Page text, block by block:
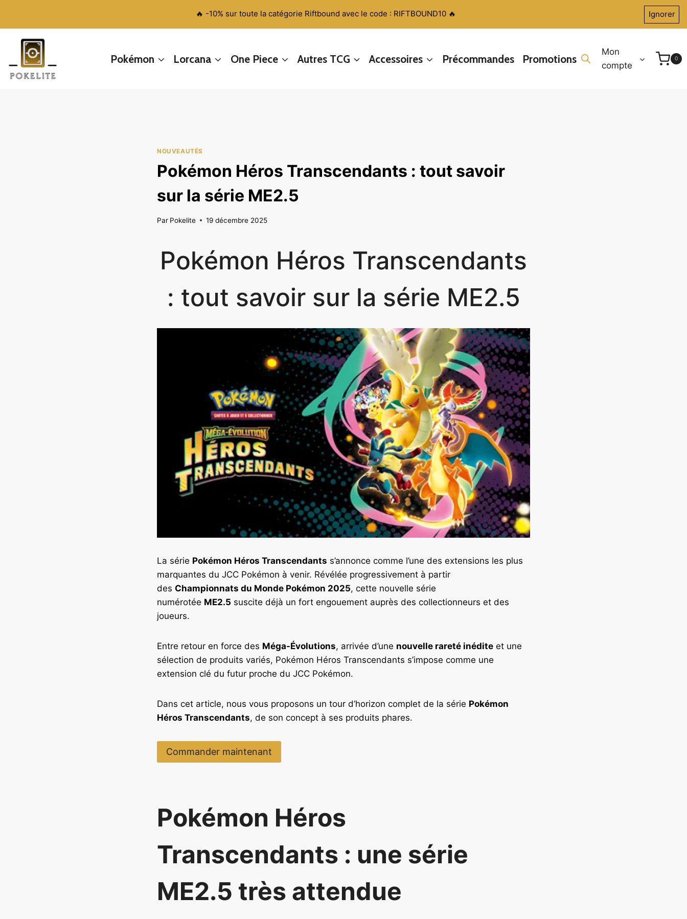
🔥 -10% sur toute la catégorie Riftbound avec le code : RIFTBOUND10 🔥 Ignorer
Pokémon Lorcana One Piece Autres TCG Accessoires Précommandes Promotions
Mon
compte
0
NOUVEAUTÉS
Pokémon Héros Transcendants : tout savoir
sur la série ME2.5
Par Pokelite 19 décembre 2025
Pokémon Héros Transcendants
: tout savoir sur la série ME2.5
La série Pokémon Héros Transcendants s’annonce comme l’une des extensions les plus
marquantes du JCC Pokémon à venir. Révélée progressivement à partir
des Championnats du Monde Pokémon 2025, cette nouvelle série
numérotée ME2.5 suscite déjà un fort engouement auprès des collectionneurs et des
joueurs.
Entre retour en force des Méga-Évolutions, arrivée d’une nouvelle rareté inédite et une
sélection de produits variés, Pokémon Héros Transcendants s’impose comme une
extension clé du futur proche du JCC Pokémon.
Dans cet article, nous vous proposons un tour d’horizon complet de la série Pokémon
Héros Transcendants, de son concept à ses produits phares.
Commander maintenant
Pokémon Héros
Transcendants : une série
ME2.5 très attendue